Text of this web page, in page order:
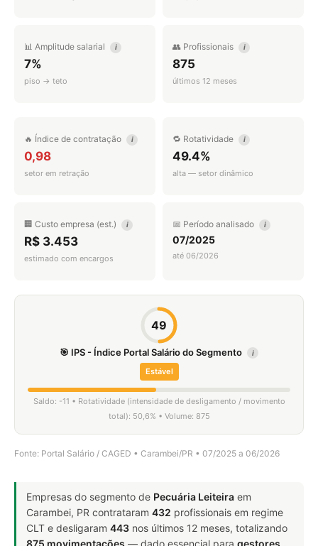
📊 Amplitude salarial i
7%
piso → teto
👥 Profissionais i
875
últimos 12 meses
🔥 Índice de contratação i
0,98
setor em retração
🔁 Rotatividade i
49.4%
alta — setor dinâmico
🏢 Custo empresa (est.) i
R$ 3.453
estimado com encargos
📅 Período analisado i
07/2025
até 06/2026
49
🎯 IPS - Índice Portal Salário do Segmento i
Estável
Saldo: -11 • Rotatividade (intensidade de desligamento / movimento
total): 50,6% • Volume: 875
Fonte: Portal Salário / CAGED • Carambei/PR • 07/2025 a 06/2026
Empresas do segmento de Pecuária Leiteira em
Carambei, PR contrataram 432 profissionais em regime
CLT e desligaram 443 nos últimos 12 meses, totalizando
875 movimentações — dado essencial para gestores